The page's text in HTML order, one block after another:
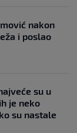
nakon
i poslao
su u
je neko
su nastale